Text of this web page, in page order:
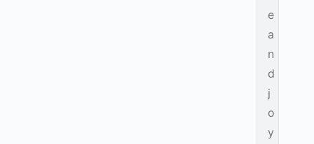
e
a
n
d
j
o
y